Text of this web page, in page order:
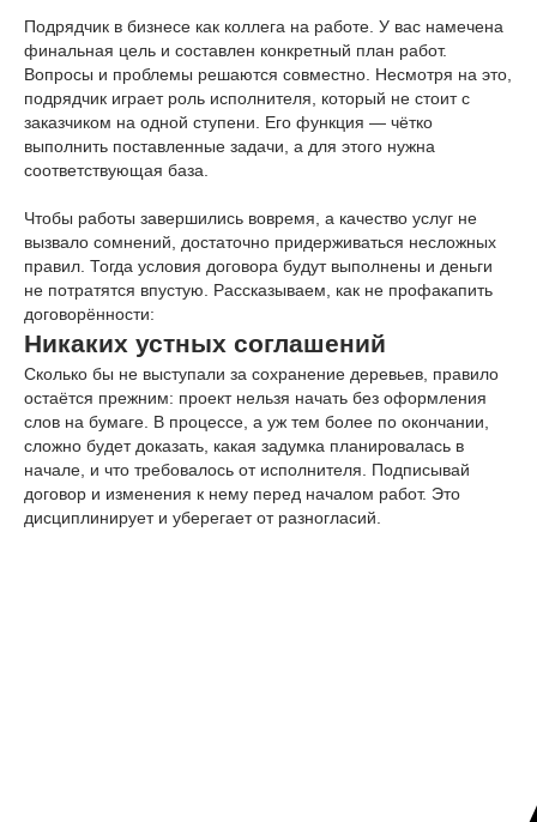
Подрядчик в бизнесе как коллега на работе. У вас намечена
финальная цель и составлен конкретный план работ.
Вопросы и проблемы решаются совместно. Несмотря на это,
подрядчик играет роль исполнителя, который не стоит с
заказчиком на одной ступени. Его функция — чётко
выполнить поставленные задачи, а для этого нужна
соответствующая база.
Чтобы работы завершились вовремя, а качество услуг не
вызвало сомнений, достаточно придерживаться несложных
правил. Тогда условия договора будут выполнены и деньги
не потратятся впустую. Рассказываем, как не профакапить
договорённости:
Никаких устных соглашений
Сколько бы не выступали за сохранение деревьев, правило
остаётся прежним: проект нельзя начать без оформления
слов на бумаге. В процессе, а уж тем более по окончании,
сложно будет доказать, какая задумка планировалась в
начале, и что требовалось от исполнителя. Подписывай
договор и изменения к нему перед началом работ. Это
дисциплинирует и уберегает от разногласий.